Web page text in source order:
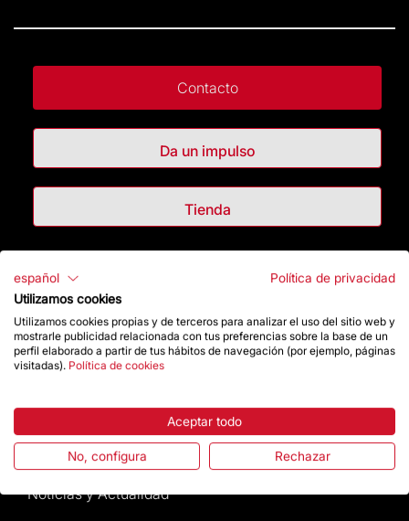
Contacto
Da un impulso
Tienda
Destacados
La Fundación
Preguntas frecuentes
Atención al Visitante
Normativa y condiciones de compra
Noticias y Actualidad
español
Política de privacidad
Utilizamos cookies
Utilizamos cookies propias y de terceros para analizar el uso del sitio web y
mostrarle publicidad relacionada con tus preferencias sobre la base de un
perfil elaborado a partir de tus hábitos de navegación (por ejemplo, páginas
visitadas). Política de cookies
Aceptar todo
No, configura Rechazar